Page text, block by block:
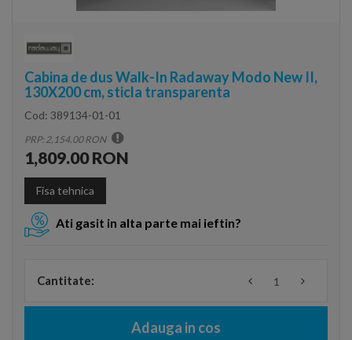
Cabina de dus Walk-In Radaway Modo New II,
130X200 cm, sticla transparenta
Cod: 389134-01-01
PRP: 2,154.00 RON
1,809.00 RON
Fisa tehnica
Ati gasit in alta parte mai ieftin?
Cantitate:
Adauga in cos